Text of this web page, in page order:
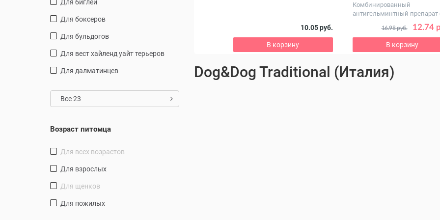
Для биглей
Для боксеров
Для бульдогов
Для вест хайленд уайт терьеров
Для далматинцев
Все 23
Возраст питомца
для всех возрастов
для взрослых
для щенков
для пожилых
премиум рацион для
мелких пород от 10
10.05 руб.
В корзину
Комбинированный
антигельминтный препарат
12.74
16.98 руб.
В корзину
Dog&Dog Traditional (Италия)